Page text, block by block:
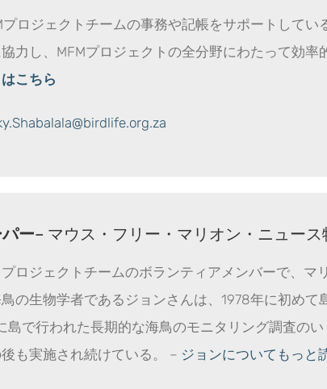
プロジェクトチームの事務や記帳をサポートして
力し、MFMプロジェクトの全分野にわたって効率
こちら
ー– マウス・フリー・マリオン・ニュース
ロジェクトチームのボランティアメンバーで、マ
の生物学者であるジョンさんは、1978年に初めて
島で行われた長期的な海鳥のモニタリング調査の
も実施され続けている。 – ジョンについてもっと